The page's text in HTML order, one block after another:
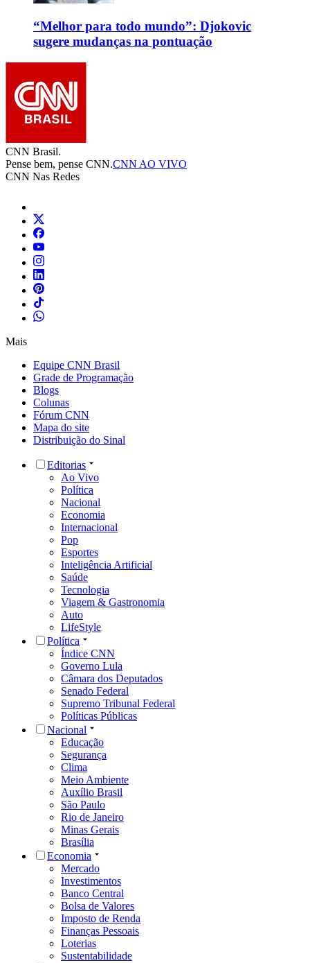
“Melhor para todo mundo”: Djokovic
sugere mudanças na pontuação
CNN Brasil.
Pense bem, pense CNN.CNN AO VIVO
CNN Nas Redes
Mais
Equipe CNN Brasil
Grade de Programação
Blogs
Colunas
Fórum CNN
Mapa do site
Distribuição do Sinal
Editorias
Ao Vivo
Política
Nacional
Economia
Internacional
Pop
Esportes
Inteligência Artificial
Saúde
Tecnologia
Viagem & Gastronomia
Auto
LifeStyle
Política
Índice CNN
Governo Lula
Câmara dos Deputados
Senado Federal
Supremo Tribunal Federal
Políticas Públicas
Nacional
Educação
Segurança
Clima
Meio Ambiente
Auxílio Brasil
São Paulo
Rio de Janeiro
Minas Gerais
Brasília
Economia
Mercado
Investimentos
Banco Central
Bolsa de Valores
Imposto de Renda
Finanças Pessoais
Loterias
Sustentabilidade